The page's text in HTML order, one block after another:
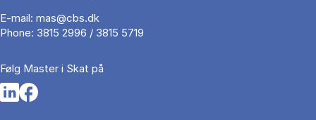
E-mail: mas@cbs.dk
Phone: 3815 2996 / 3815 5719
Følg Master i Skat på
Opens in a new tab
Opens in a new tab